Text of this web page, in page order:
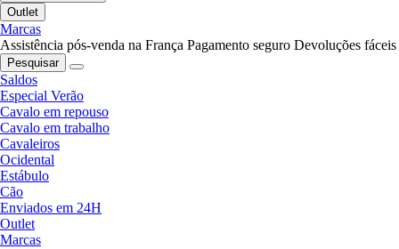
Outlet
Marcas
Assistência pós-venda na França Pagamento seguro Devoluções fáceis
Pesquisar
Saldos
Especial Verão
Cavalo em repouso
Cavalo em trabalho
Cavaleiros
Ocidental
Estábulo
Cão
Enviados em 24H
Outlet
Marcas